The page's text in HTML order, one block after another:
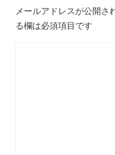
メールアドレスが公開さ
る欄は必須項目です